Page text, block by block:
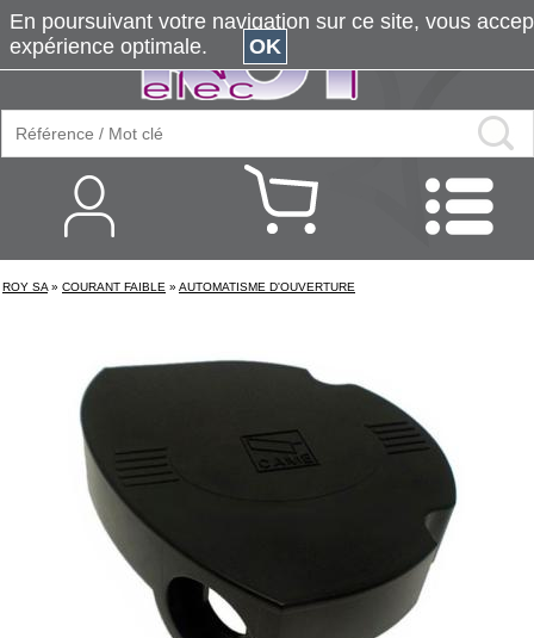
ROY SA » COURANT FAIBLE » AUTOMATISME D'OUVERTURE
En poursuivant votre navigation sur ce site, vous
expérience optimale.
OK